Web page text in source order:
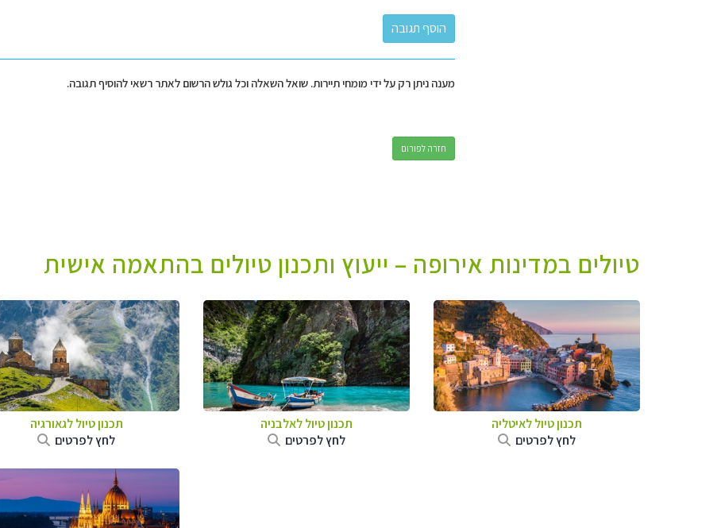
מענה ניתן רק על ידי מומחי תיירות. שואל השאלה וכל גולש הרשום לאתר רשאי להוסיף תגובה.
חזרה לפורום
טיולים במדינות אירופה – ייעוץ ותכנון טיולים בהתאמה אישית
תכנון טיול לאיטליה
לחץ לפרטים
תכנון טיול לאלבניה
לחץ לפרטים
תכנון טיול לגאורגיה
לחץ לפרטים